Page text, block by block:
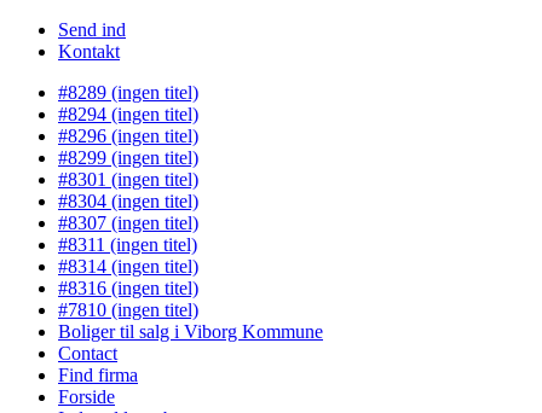
Send ind
Kontakt
#8289 (ingen titel)
#8294 (ingen titel)
#8296 (ingen titel)
#8299 (ingen titel)
#8301 (ingen titel)
#8304 (ingen titel)
#8307 (ingen titel)
#8311 (ingen titel)
#8314 (ingen titel)
#8316 (ingen titel)
#7810 (ingen titel)
Boliger til salg i Viborg Kommune
Contact
Find firma
Forside